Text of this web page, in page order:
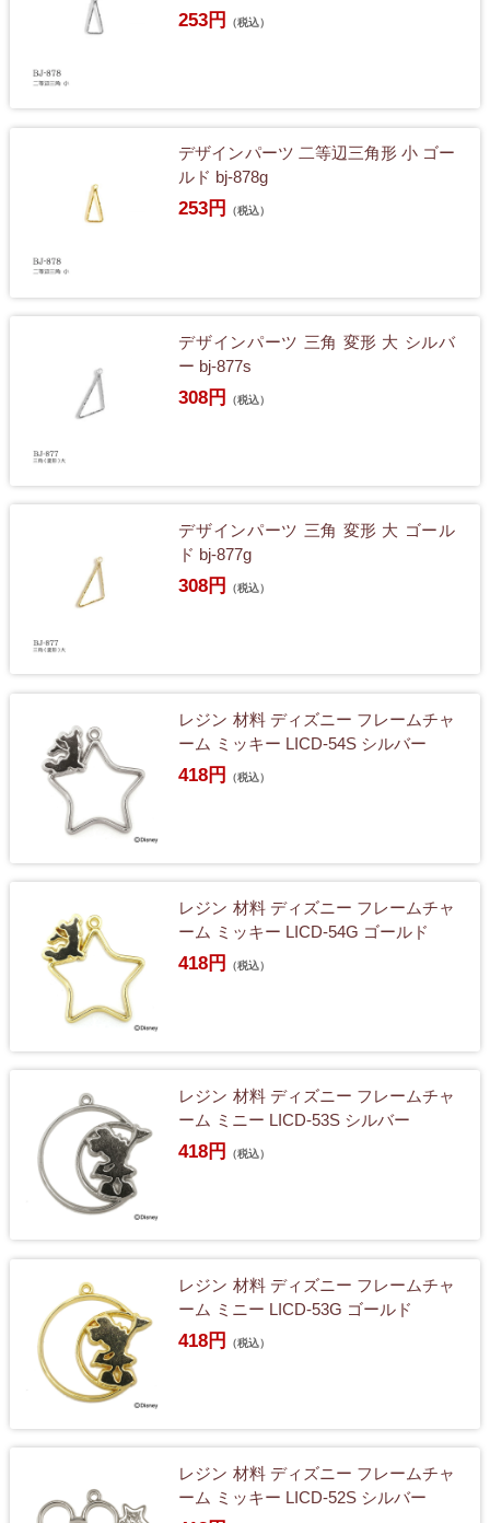
253円 （税込）
デザインパーツ 二等辺三角形 小 ゴー
ルド bj-878g
253円 （税込）
デザインパーツ 三角 変形 大 シルバ
ー bj-877s
308円 （税込）
デザインパーツ 三角 変形 大 ゴール
ド bj-877g
308円 （税込）
レジン 材料 ディズニー フレームチャ
ーム ミッキー LICD-54S シルバー
418円 （税込）
レジン 材料 ディズニー フレームチャ
ーム ミッキー LICD-54G ゴールド
418円 （税込）
レジン 材料 ディズニー フレームチャ
ーム ミニー LICD-53S シルバー
418円 （税込）
レジン 材料 ディズニー フレームチャ
ーム ミニー LICD-53G ゴールド
418円 （税込）
レジン 材料 ディズニー フレームチャ
ーム ミッキー LICD-52S シルバー